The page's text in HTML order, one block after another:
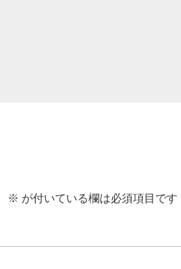
※ が付いている欄は必須項目です